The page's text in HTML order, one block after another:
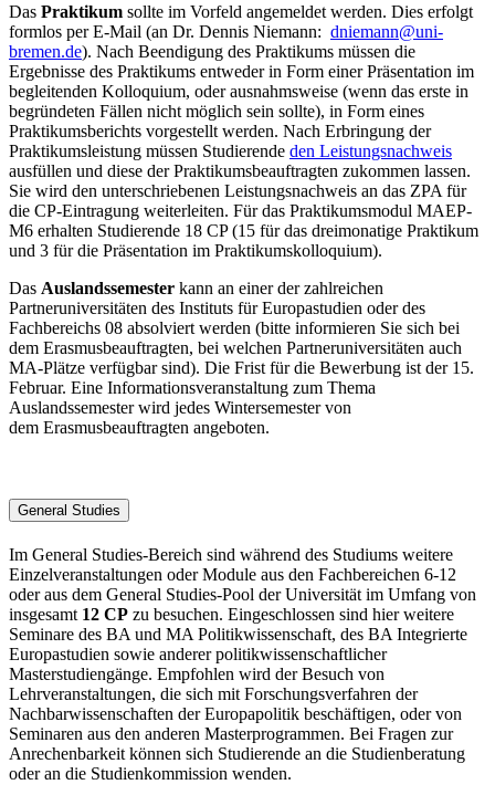
Das Praktikum sollte im Vorfeld angemeldet werden. Dies erfolgt
formlos per E-Mail (an Dr. Dennis Niemann: dniemann@uni-
bremen.de). Nach Beendigung des Praktikums müssen die
Ergebnisse des Praktikums entweder in Form einer Präsentation im
begleitenden Kolloquium, oder ausnahmsweise (wenn das erste in
begründeten Fällen nicht möglich sein sollte), in Form eines
Praktikumsberichts vorgestellt werden. Nach Erbringung der
Praktikumsleistung müssen Studierende den Leistungsnachweis
ausfüllen und diese der Praktikumsbeauftragten zukommen lassen.
Sie wird den unterschriebenen Leistungsnachweis an das ZPA für
die CP-Eintragung weiterleiten. Für das Praktikumsmodul MAEP-
M6 erhalten Studierende 18 CP (15 für das dreimonatige Praktikum
und 3 für die Präsentation im Praktikumskolloquium).
Das Auslandssemester kann an einer der zahlreichen
Partneruniversitäten des Instituts für Europastudien oder des
Fachbereichs 08 absolviert werden (bitte informieren Sie sich bei
dem Erasmusbeauftragten, bei welchen Partneruniversitäten auch
MA-Plätze verfügbar sind). Die Frist für die Bewerbung ist der 15.
Februar. Eine Informationsveranstaltung zum Thema
Auslandssemester wird jedes Wintersemester von
dem Erasmusbeauftragten angeboten.
General Studies
Im General Studies-Bereich sind während des Studiums weitere
Einzelveranstaltungen oder Module aus den Fachbereichen 6-12
oder aus dem General Studies-Pool der Universität im Umfang von
insgesamt 12 CP zu besuchen. Eingeschlossen sind hier weitere
Seminare des BA und MA Politikwissenschaft, des BA Integrierte
Europastudien sowie anderer politikwissenschaftlicher
Masterstudiengänge. Empfohlen wird der Besuch von
Lehrveranstaltungen, die sich mit Forschungsverfahren der
Nachbarwissenschaften der Europapolitik beschäftigen, oder von
Seminaren aus den anderen Masterprogrammen. Bei Fragen zur
Anrechenbarkeit können sich Studierende an die Studienberatung
oder an die Studienkommission wenden.